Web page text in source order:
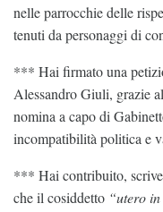
nelle parrocchie delle
tenuti da personaggi di
*** Hai firmato una
Alessandro Giuli, grazie
nomina a capo di
incompatibilità politica e
*** Hai contribuito,
che il cosiddetto “utero